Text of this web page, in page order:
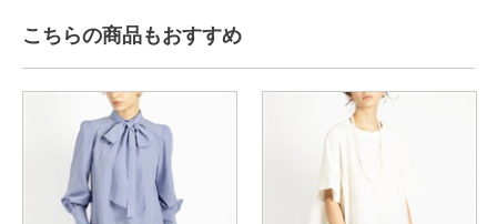
こちらの商品もおすすめ